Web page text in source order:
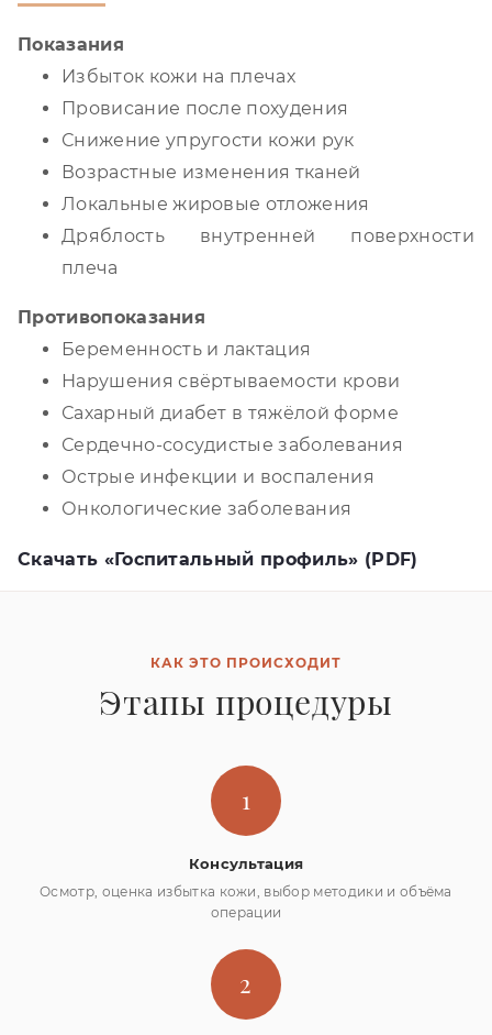
Показания
Избыток кожи на плечах
Провисание после похудения
Снижение упругости кожи рук
Возрастные изменения тканей
Локальные жировые отложения
Дряблость внутренней поверхности
плеча
Противопоказания
Беременность и лактация
Нарушения свёртываемости крови
Сахарный диабет в тяжёлой форме
Сердечно-сосудистые заболевания
Острые инфекции и воспаления
Онкологические заболевания
Скачать «Госпитальный профиль» (PDF)
КАК ЭТО ПРОИСХОДИТ
Этапы процедуры
1
Консультация
Осмотр, оценка избытка кожи, выбор методики и объёма
операции
2